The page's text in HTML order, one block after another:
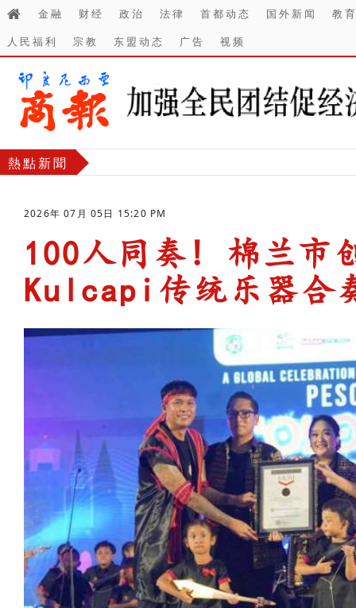
金融 财经 政治 法律 首都动态 国外新闻
教
人民福利
宗教 东盟动态 广告 视频
熱點新聞
2026年 07月 05日 15:20 PM
100人同奏! 棉兰市
Kulcapi传统乐器合